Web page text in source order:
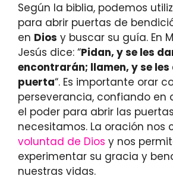
Según la biblia, podemos
para abrir puertas de
en Dios y buscar su guía. En
Jesús dice: “Pidan, y se les
encontrarán; llamen, y se
puerta“. Es importante orar
perseverancia, confiando en
el poder para abrir las
necesitamos. La oración nos
voluntad de Dios y nos
experimentar su gracia y
nuestras vidas.